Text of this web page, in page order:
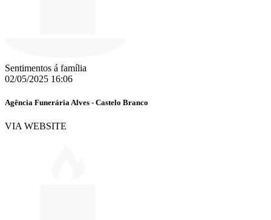
Sentimentos á família
02/05/2025 16:06
Agência Funerária Alves - Castelo Branco
VIA WEBSITE